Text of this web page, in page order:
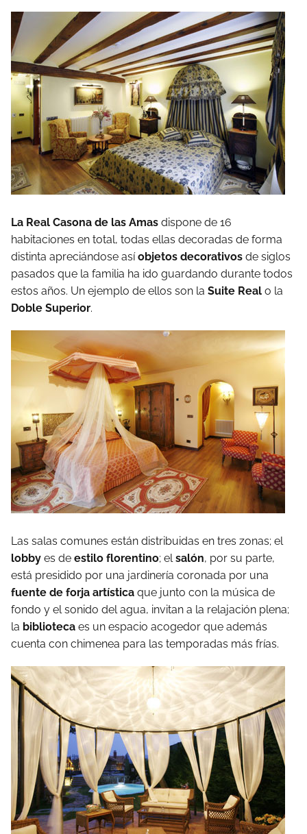
La Real Casona de las Amas dispone de 16
habitaciones en total, todas ellas decoradas de forma
distinta apreciándose asíobjetos decorativos de siglos
pasados que la familia ha ido guardando durante todos
estos años. Un ejemplo de ellos son la Suite Real o la
Doble Superior.
Las salas comunes están distribuidas en tres zonas; el
lobby es de estilo florentino; elsalón, por su parte,
está presidido por una jardinería coronada por una
fuente de forja artística que junto con la música de
fondo y el sonido del agua, invitan a la relajación plena;
la biblioteca es un espacio acogedor que además
cuenta con chimenea para las temporadas más frías.